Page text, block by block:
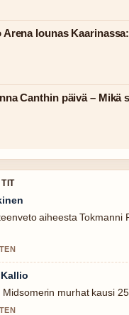
Arena lounas
Canthin päivä – Mikä
aiheesta Tokmanni
Midsomerin murhat kausi